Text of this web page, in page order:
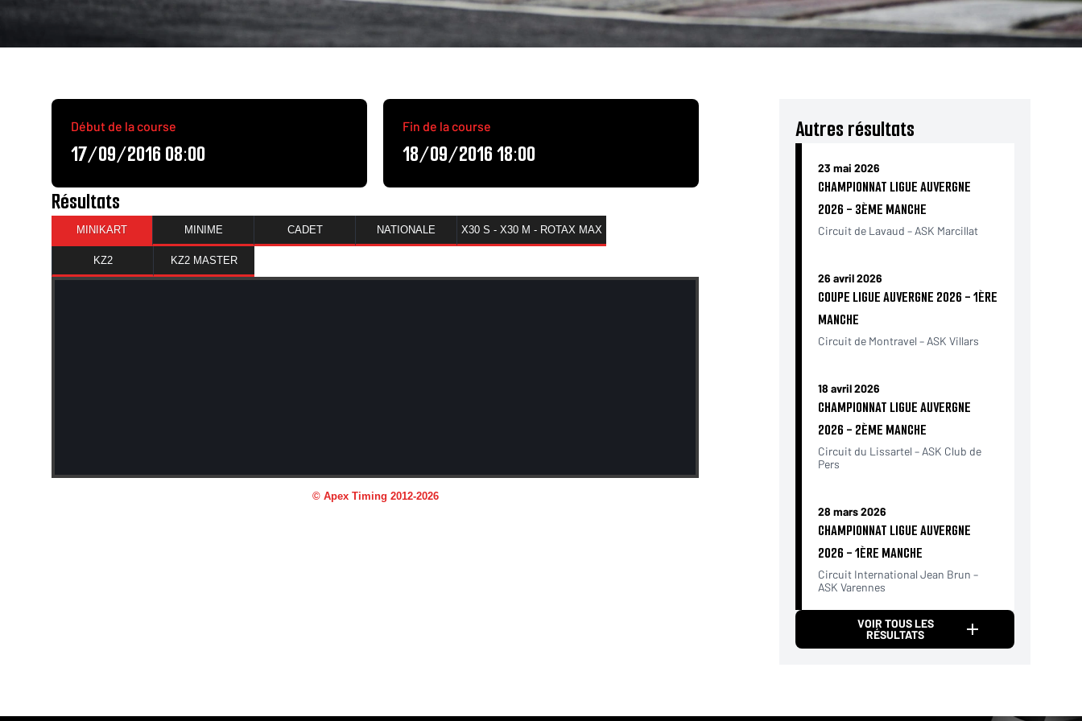
Début de la course
17/09/2016 08:00
Fin de la course
18/09/2016 18:00
Résultats
Autres résultats
23 mai 2026
CHAMPIONNAT LIGUE AUVERGNE
2026 - 3ÈME MANCHE
Circuit de Lavaud – ASK Marcillat
26 avril 2026
COUPE LIGUE AUVERGNE 2026 - 1ÈRE
MANCHE
Circuit de Montravel – ASK Villars
18 avril 2026
CHAMPIONNAT LIGUE AUVERGNE
2026 - 2ÈME MANCHE
Circuit du Lissartel – ASK Club de
Pers
28 mars 2026
CHAMPIONNAT LIGUE AUVERGNE
2026 - 1ÈRE MANCHE
Circuit International Jean Brun –
ASK Varennes
VOIR TOUS LES
RÉSULTATS